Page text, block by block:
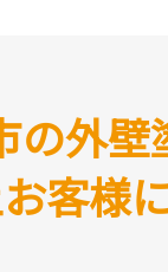
工事例】【ビフォー
の外
客様